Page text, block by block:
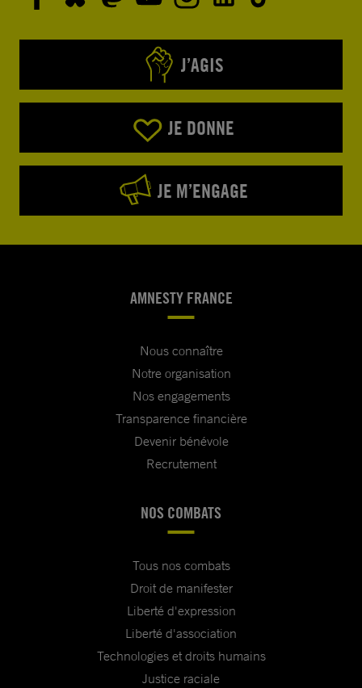
J’AGIS
JE DONNE
JE M’ENGAGE
AMNESTY FRANCE
Nous connaître
Notre organisation
Nos engagements
Transparence financière
Devenir bénévole
Recrutement
NOS COMBATS
Tous nos combats
Droit de manifester
Liberté d'expression
Liberté d'association
Technologies et droits humains
Justice raciale